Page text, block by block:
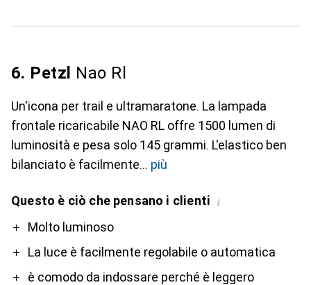
6. Petzl Nao Rl
Un'icona per trail e ultramaratone. La lampada
frontale ricaricabile NAO RL offre 1500 lumen di
luminosità e pesa solo 145 grammi. L'elastico ben
bilanciato è facilmente
più
Questo è ciò che pensano i clienti i
ProMolto luminoso
La luce è facilmente regolabile o automatica
è comodo da indossare perché è leggero
Contro